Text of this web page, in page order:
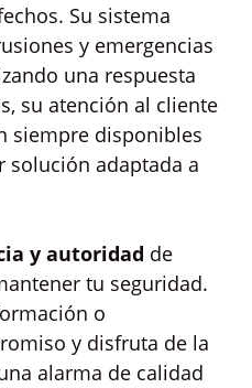
Su sistema
y emergencias
una respuesta
su atención al cliente
siempre disponibles
solución adaptada a
y autoridad de
tu seguridad.
o
y disfruta de la
alarma de calidad